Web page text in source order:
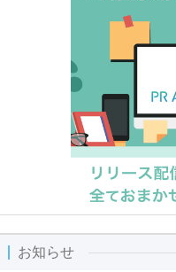
お知らせ